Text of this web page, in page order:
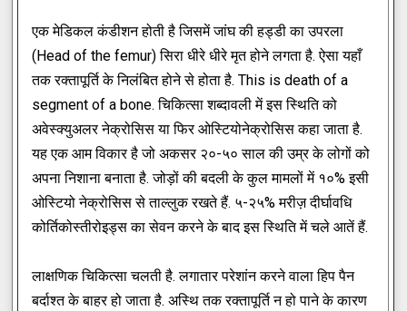
एक मेडिकल कंडीशन होती है जिसमें जांघ की हड्डी का उपरला
(Head of the femur) सिरा धीरे धीरे मृत होने लगता है. ऐसा यहाँ
तक रक्तापूर्ति के निलंबित होने से होता है. This is death of a
segment of a bone. चिकित्सा शब्दावली में इस स्थिति को
अवेस्क्युअलर नेक्रोसिस या फिर ओस्टियोनेक्रोसिस कहा जाता है.
यह एक आम विकार है जो अकसर २०-५० साल की उम्र के लोगों को
अपना निशाना बनाता है. जोड़ों की बदली के कुल मामलों में १०% इसी
ओस्टियो नेक्रोसिस से ताल्लुक रखते हैं. ५-२५% मरीज़ दीर्घावधि
कोर्तिकोस्तीरोइड्स का सेवन करने के बाद इस स्थिति में चले आतें हैं.
लाक्षणिक चिकित्सा चलती है. लगातार परेशांन करने वाला हिप पैन
बर्दाश्त के बाहर हो जाता है. अस्थि तक रक्तापूर्ति न हो पाने के कारण